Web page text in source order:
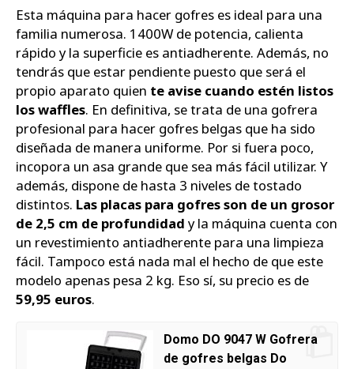
Esta máquina para hacer gofres es ideal para una
familia numerosa. 1400W de potencia, calienta
rápido y la superficie es antiadherente. Además, no
tendrás que estar pendiente puesto que será el
propio aparato quien te avise cuando estén listos
los waffles. En definitiva, se trata de una gofrera
profesional para hacer gofres belgas que ha sido
diseñada de manera uniforme. Por si fuera poco,
incopora un asa grande que sea más fácil utilizar. Y
además, dispone de hasta 3 niveles de tostado
distintos. Las placas para gofres son de un grosor
de 2,5 cm de profundidad y la máquina cuenta con
un revestimiento antiadherente para una limpieza
fácil. Tampoco está nada mal el hecho de que este
modelo apenas pesa 2 kg. Eso sí, su precio es de
59,95 euros.
Domo DO 9047 W Gofrera
de gofres belgas Do